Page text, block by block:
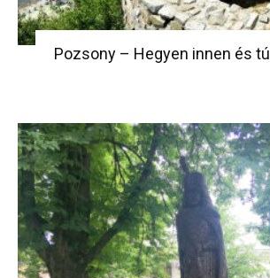
Pozsony – Hegyen innen és túl